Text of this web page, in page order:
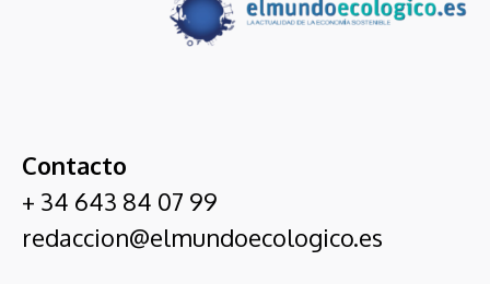
Contacto
+ 34 643 84 07 99
redaccion@elmundoecologico.es